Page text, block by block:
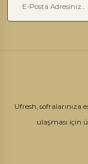
Chocolate 333'ün
Chocolate 333'ün
Ufresh,
ulaşması için